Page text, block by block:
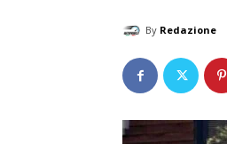
By Redazione